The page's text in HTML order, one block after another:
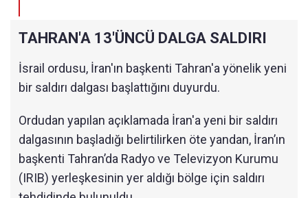
10:40
KUVEYT ÜZERİNDE ABD'YE AİT F-15 SAVAŞ U
10:39
ÇİN DIŞİŞLERİ BAKANLIĞI: İRAN'DA VATANDA
10:29
BİRLEŞİK KRALLIK AĞROTUR ÜSSÜNE DRON
E SALDIRISI
10:15
İRAN SUUDİ PETROLUN ALTYAPISINA SALDI
RDI
TAHRAN'A 13'ÜNCÜ DALGA SALDIRI
İsrail ordusu, İran'ın başkenti Tahran'a yönelik yeni
bir saldırı dalgası başlattığını duyurdu.
Ordudan yapılan açıklamada İran'a yeni bir saldırı
dalgasının başladığı belirtilirken öte yandan, İran’ın
başkenti Tahran’da Radyo ve Televizyon Kurumu
(IRIB) yerleşkesinin yer aldığı bölge için saldırı